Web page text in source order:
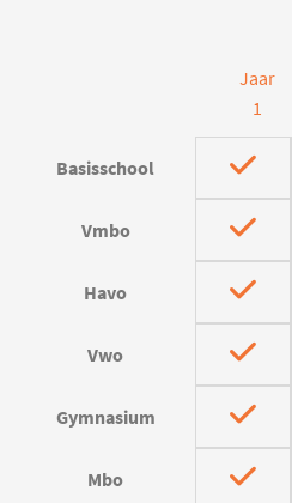
Jaar
1
Basisschool
Vmbo
Havo
Vwo
Gymnasium
Mbo